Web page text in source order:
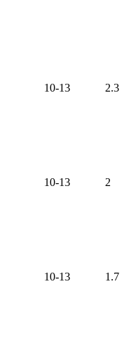
10-13 2.3
10-13 2
10-13 1.7